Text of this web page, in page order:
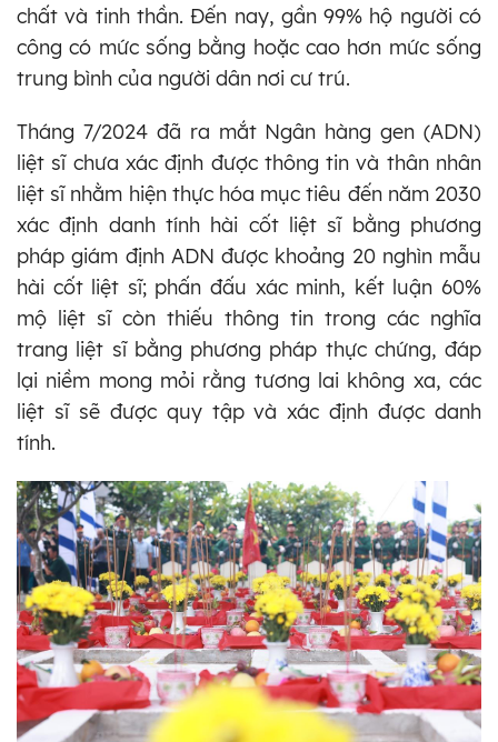
chất và tinh thần. Đến nay, gần 99% hộ người có
công có mức sống bằng hoặc cao hơn mức sống
trung bình của người dân nơi cư trú.
Tháng 7/2024 đã ra mắt Ngân hàng gen (ADN)
liệt sĩ chưa xác định được thông tin và thân nhân
liệt sĩ nhằm hiện thực hóa mục tiêu đến năm 2030
xác định danh tính hài cốt liệt sĩ bằng phương
pháp giám định ADN được khoảng 20 nghìn mẫu
hài cốt liệt sĩ; phấn đấu xác minh, kết luận 60%
mộ liệt sĩ còn thiếu thông tin trong các nghĩa
trang liệt sĩ bằng phương pháp thực chứng, đáp
lại niềm mong mỏi rằng tương lai không xa, các
liệt sĩ sẽ được quy tập và xác định được danh
tính.